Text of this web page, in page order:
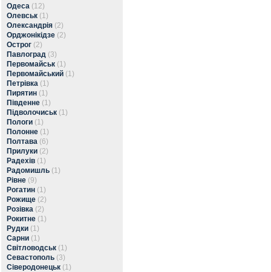
Одеса (12)
Олевськ (1)
Олександрія (2)
Орджонікідзе (2)
Острог (2)
Павлоград (3)
Первомайськ (1)
Первомайський (1)
Петрівка (1)
Пирятин (1)
Південне (1)
Підволочиськ (1)
Пологи (1)
Полонне (1)
Полтава (6)
Прилуки (2)
Радехів (1)
Радомишль (1)
Рівне (9)
Рогатин (1)
Рожище (2)
Розівка (2)
Рокитне (1)
Рудки (1)
Сарни (1)
Світловодськ (1)
Севастополь (3)
Сіверодонецьк (1)